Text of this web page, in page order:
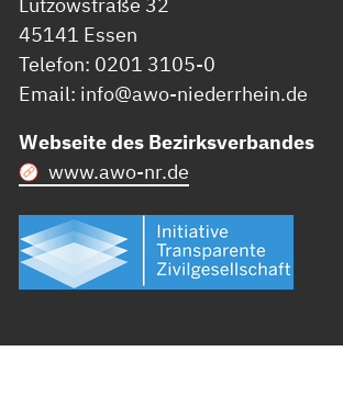
45141 Essen
Telefon: 0201 3105-0
Email: info@awo-niederrhein.de
Webseite des Bezirksverbandes
www.awo-nr.de